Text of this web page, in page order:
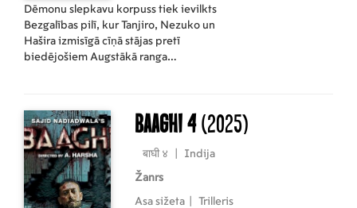
Dēmonu slepkavu korpuss tiek ievilkts
Bezgalības pilī, kur Tanjiro, Nezuko un
Hašira izmisīgā cīņā stājas pretī
biedējošiem Augstākā ranga
Baaghi 4(2025)
बाघी ४ Indija
Žanrs
Asa sižeta
Trilleris